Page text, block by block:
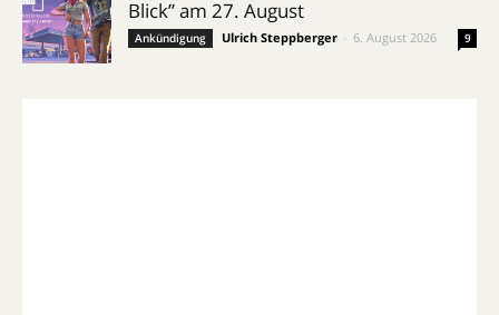
Blick” am 27. August
Ankündigung Ulrich Steppberger 6. August 2026 9